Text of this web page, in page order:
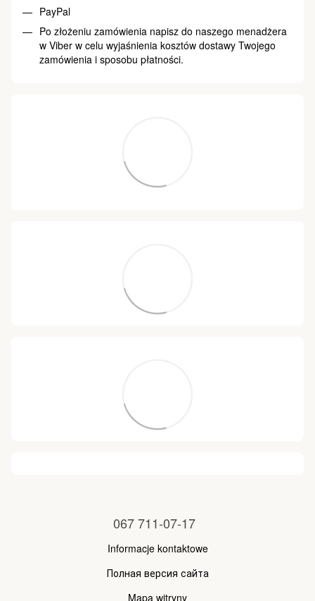
PayPal
Po złożeniu zamówienia napisz do naszego menadżera
w Viber w celu wyjaśnienia kosztów dostawy Twojego
zamówienia i sposobu płatności.
067 711-07-17
Informacje kontaktowe
Полная версия сайта
Mapa witryny